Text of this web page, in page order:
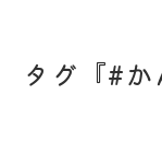
タグ『#